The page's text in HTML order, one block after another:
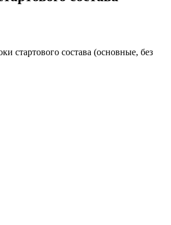
стартового состава (основные, без